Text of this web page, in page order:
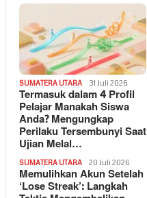
SUMATERA UTARA 31 Juli 2026
Termasuk dalam 4 Profil
Pelajar Manakah Siswa
Anda? Mengungkap
Perilaku Tersembunyi Saat
Ujian Melal…
SUMATERA UTARA 20 Juli 2026
Memulihkan Akun Setelah
‘Lose Streak’: Langkah